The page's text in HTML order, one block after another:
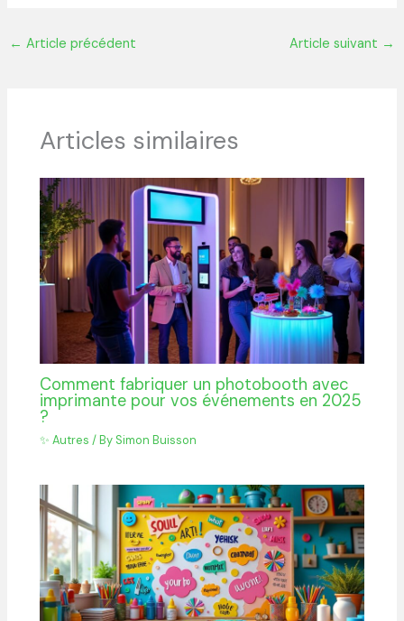
← Article précédent Article suivant →
Articles similaires
Comment fabriquer un photobooth avec
imprimante pour vos événements en 2025
?
✨ Autres / By Simon Buisson